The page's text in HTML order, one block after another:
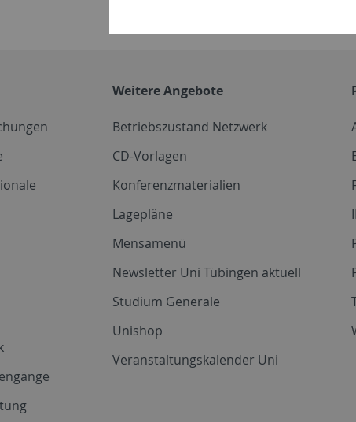
Weitere Angebote
Betriebszustand Netzwerk
CD-Vorlagen
Konferenzmaterialien
Lagepläne
Mensamenü
Newsletter Uni Tübingen aktuell
Studium Generale
Unishop
Veranstaltungskalender Uni